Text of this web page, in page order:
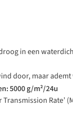
in een
door, maar
5000 g/m²/24u
Transmission